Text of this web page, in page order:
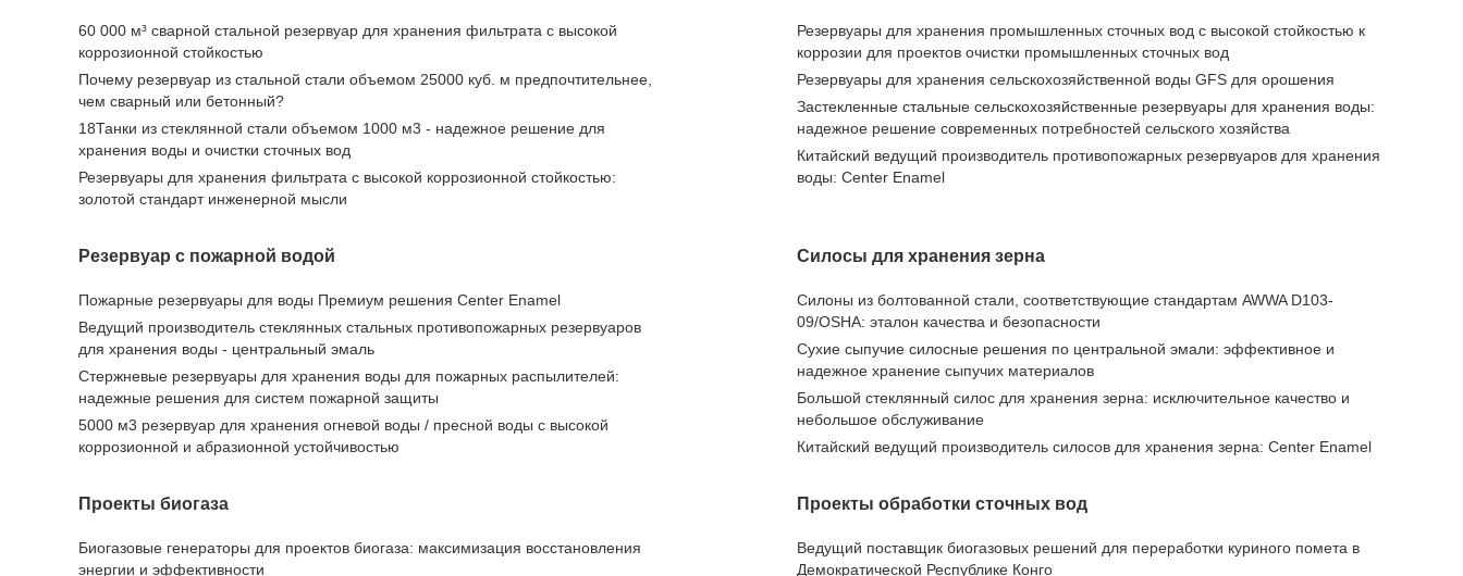
60 000 м³ сварной стальной резервуар для хранения фильтрата с высокой
коррозионной стойкостью
Почему резервуар из стальной стали объемом 25000 куб. м предпочтительнее,
чем сварный или бетонный?
18Танки из стеклянной стали объемом 1000 м3 - надежное решение для
хранения воды и очистки сточных вод
Резервуары для хранения фильтрата с высокой коррозионной стойкостью:
золотой стандарт инженерной мысли
Резервуары для хранения промышленных сточных вод с высокой стойкостью к
коррозии для проектов очистки промышленных сточных вод
Резервуары для хранения сельскохозяйственной воды GFS для орошения
Застекленные стальные сельскохозяйственные резервуары для хранения воды:
надежное решение современных потребностей сельского хозяйства
Китайский ведущий производитель противопожарных резервуаров для хранения
воды: Center Enamel
Резервуар с пожарной водой
Пожарные резервуары для воды Премиум решения Center Enamel
Ведущий производитель стеклянных стальных противопожарных резервуаров
для хранения воды - центральный эмаль
Стержневые резервуары для хранения воды для пожарных распылителей:
надежные решения для систем пожарной защиты
5000 м3 резервуар для хранения огневой воды / пресной воды с высокой
коррозионной и абразионной устойчивостью
Силосы для хранения зерна
Силоны из болтованной стали, соответствующие стандартам AWWA D103-
09/OSHA: эталон качества и безопасности
Сухие сыпучие силосные решения по центральной эмали: эффективное и
надежное хранение сыпучих материалов
Большой стеклянный силос для хранения зерна: исключительное качество и
небольшое обслуживание
Китайский ведущий производитель силосов для хранения зерна: Center Enamel
Проекты биогаза
Биогазовые генераторы для проектов биогаза: максимизация восстановления
энергии и эффективности
Проекты обработки сточных вод
Ведущий поставщик биогазовых решений для переработки куриного помета в
Демократической Республике Конго